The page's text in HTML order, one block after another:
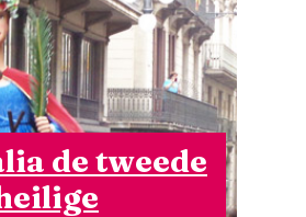
de tweede